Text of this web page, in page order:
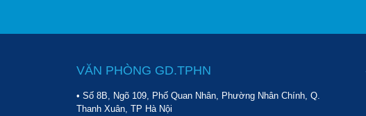
Electrolux - thương hiệu triệu người sử dụng
VĂN PHÒNG GD.TPHN
• Số 8B, Ngõ 109, Phố Quan Nhân, Phường Nhân Chính, Q.
Thanh Xuân, TP Hà Nội